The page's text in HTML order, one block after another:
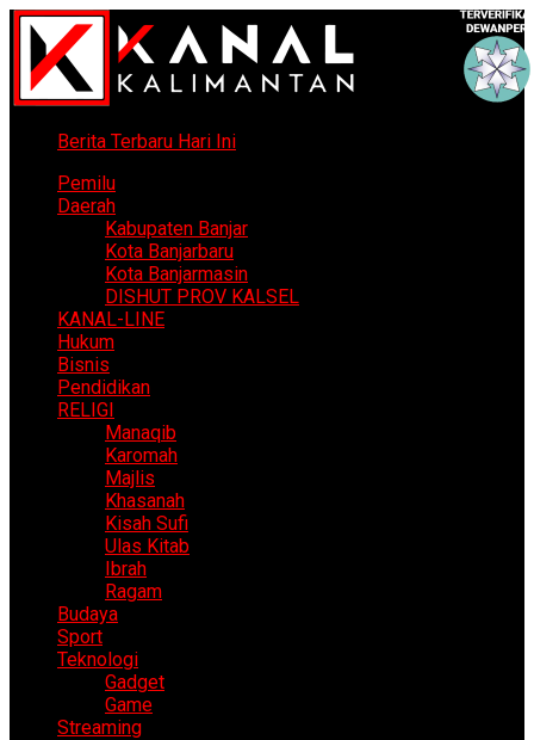
Berita Terbaru Hari Ini
Pemilu
Daerah
Kabupaten Banjar
Kota Banjarbaru
Kota Banjarmasin
DISHUT PROV KALSEL
KANAL-LINE
Hukum
Bisnis
Pendidikan
RELIGI
Manaqib
Karomah
Majlis
Khasanah
Kisah Sufi
Ulas Kitab
Ibrah
Ragam
Budaya
Sport
Teknologi
Gadget
Game
Streaming